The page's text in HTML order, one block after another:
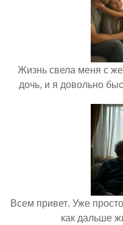
Жизнь свела меня с
дочь, и я довольно
Всем привет. Уже
как дальше